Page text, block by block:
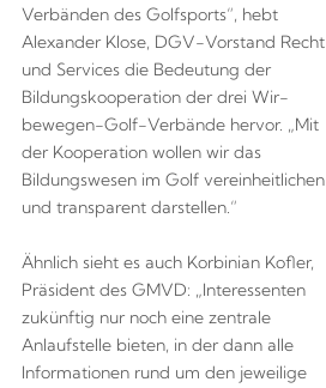
Verbänden des Golfsports“, hebt
Alexander Klose, DGV-Vorstand Recht
und Services die Bedeutung der
Bildungskooperation der drei Wir-
bewegen-Golf-Verbände hervor. „Mit
der Kooperation wollen wir das
Bildungswesen im Golf vereinheitlichen
und transparent darstellen.“
Ähnlich sieht es auch Korbinian Kofler,
Präsident des GMVD: „Interessenten
zukünftig nur noch eine zentrale
Anlaufstelle bieten, in der dann alle
Informationen rund um den jeweilige